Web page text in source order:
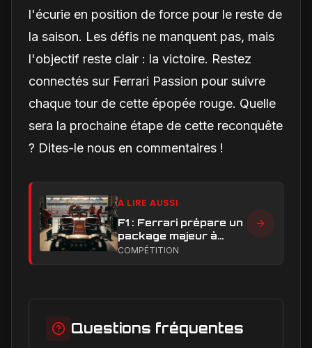
l'écurie en position de force pour le reste de
la saison. Les défis ne manquent pas, mais
l'objectif reste clair : la victoire. Restez
connectés sur Ferrari Passion pour suivre
chaque tour de cette épopée rouge. Quelle
sera la prochaine étape de cette reconquête
? Dites-le nous en commentaires !
À LIRE AUSSI
F1 : Ferrari prépare un
package majeur à
Barcelone, un test
COMPÉTITION
Questions fréquentes